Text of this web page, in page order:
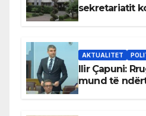
sekretariatit
AKTUALITET
Ilir Çapuni:
mund të